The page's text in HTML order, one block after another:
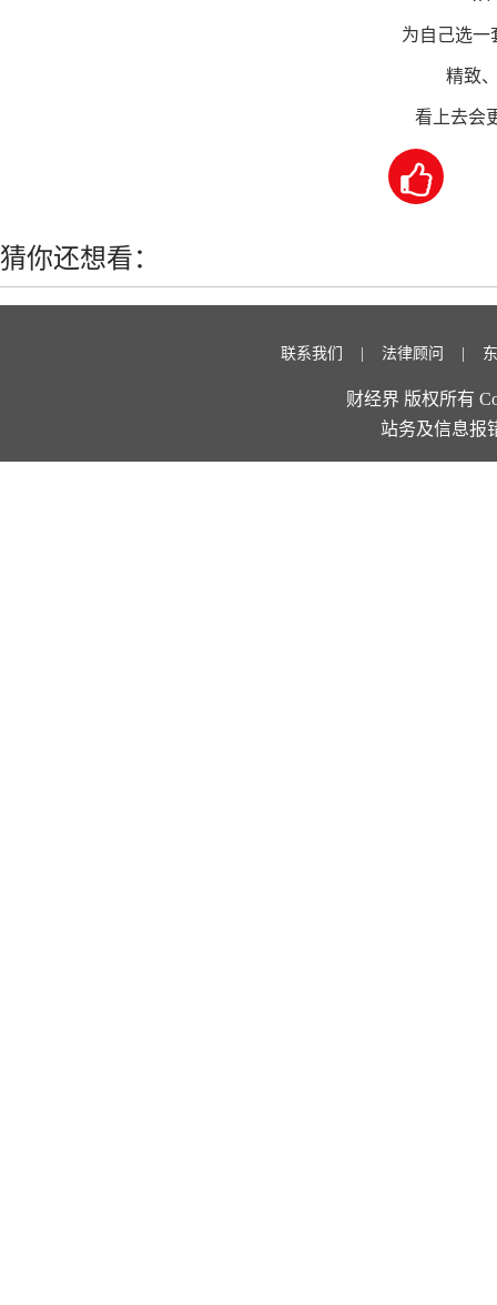
为自己选一
精致、
看上去会更

猜你还想看：
联系我们 法律顾问
财经界 版权所有
站务及信息报